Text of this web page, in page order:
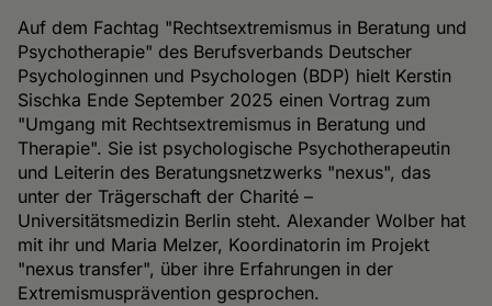
Auf dem Fachtag "Rechtsextremismus in Beratung und
Psychotherapie" des Berufsverbands Deutscher
Psychologinnen und Psychologen (BDP) hielt Kerstin
Sischka Ende September 2025 einen Vortrag zum
"Umgang mit Rechtsextremismus in Beratung und
Therapie". Sie ist psychologische Psychotherapeutin
und Leiterin des Beratungsnetzwerks "nexus", das
unter der Trägerschaft der Charité –
Universitätsmedizin Berlin steht. Alexander Wolber hat
mit ihr und Maria Melzer, Koordinatorin im Projekt
"nexus transfer", über ihre Erfahrungen in der
Extremismusprävention gesprochen.